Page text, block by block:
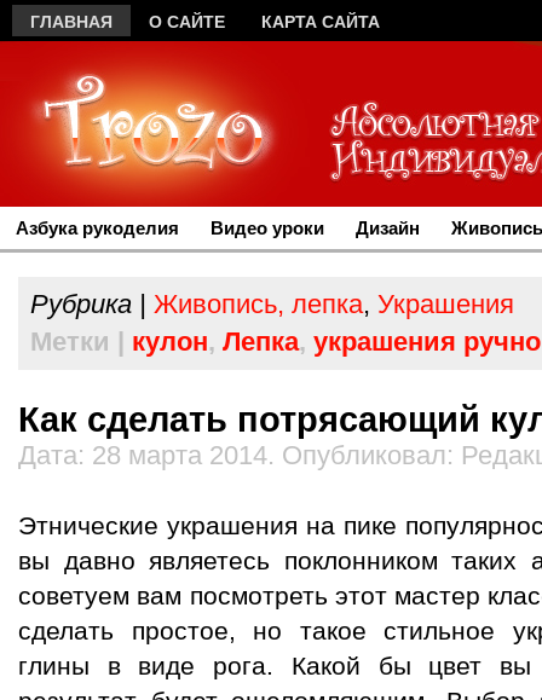
ГЛАВНАЯ О САЙТЕ КАРТА САЙТА
Азбука рукоделия Видео уроки Дизайн
Рубрика | Живопись, лепка, Украшения
Метки | кулон, Лепка, украшения
Как сделать потрясающий
Дата: 28 марта 2014. Опубликовал:
Этнические украшения на пике
вы давно являетесь поклонником таких
советуем вам посмотреть этот мастер
сделать простое, но такое стильное
глины в виде рога. Какой бы цвет